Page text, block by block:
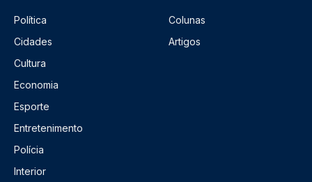
Política
Cidades
Cultura
Economia
Esporte
Entretenimento
Polícia
Interior
Colunas
Artigos